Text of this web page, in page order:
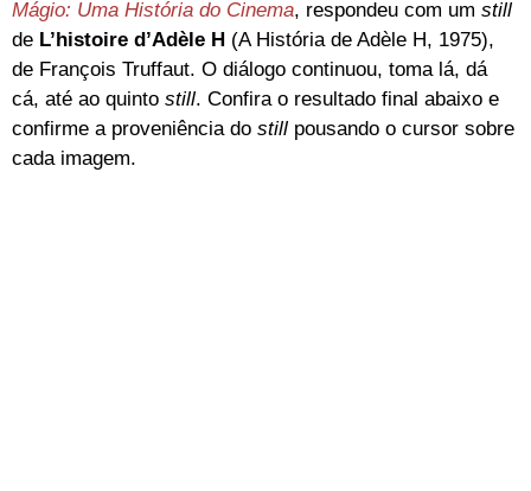
Mágio: Uma História do Cinema, respondeu com um still
de L’histoire d’Adèle H (A História de Adèle H, 1975),
de François Truffaut. O diálogo continuou, toma lá, dá
cá, até ao quinto still. Confira o resultado final abaixo e
confirme a proveniência do still pousando o cursor sobre
cada imagem.